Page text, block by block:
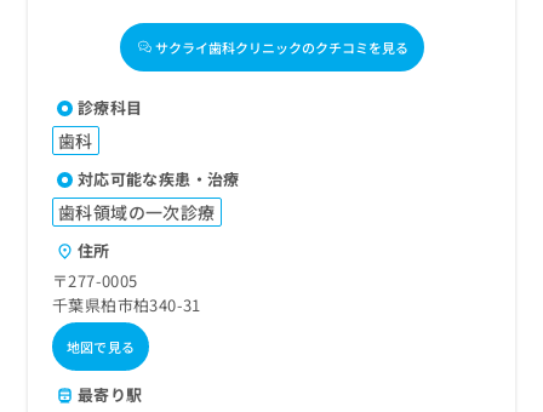
サクライ歯科クリニックのクチコミを見る
診療科目
歯科
対応可能な疾患・治療
歯科領域の一次診療
住所
〒277-0005
千葉県柏市柏340-31
地図で見る
最寄り駅